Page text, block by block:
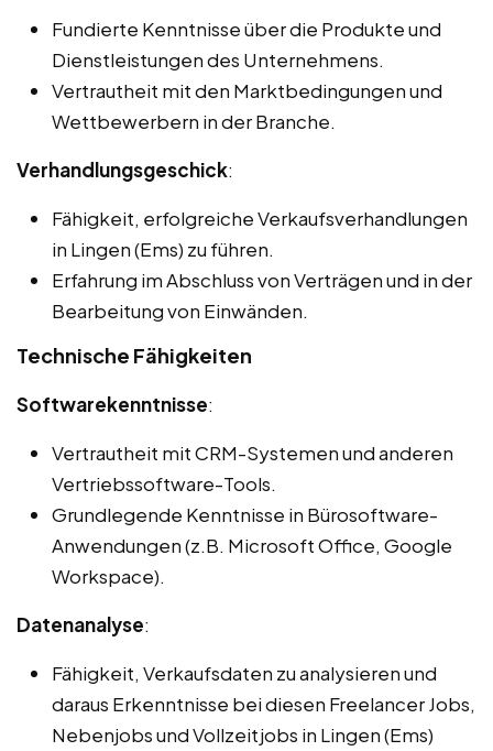
Fundierte Kenntnisse über die Produkte und
Dienstleistungen des Unternehmens.
Vertrautheit mit den Marktbedingungen und
Wettbewerbern in der Branche.
Verhandlungsgeschick:
Fähigkeit, erfolgreiche Verkaufsverhandlungen
in Lingen (Ems) zu führen.
Erfahrung im Abschluss von Verträgen und in der
Bearbeitung von Einwänden.
Technische Fähigkeiten
Softwarekenntnisse:
Vertrautheit mit CRM-Systemen und anderen
Vertriebssoftware-Tools.
Grundlegende Kenntnisse in Bürosoftware-
Anwendungen (z.B. Microsoft Office, Google
Workspace).
Datenanalyse:
Fähigkeit, Verkaufsdaten zu analysieren und
daraus Erkenntnisse bei diesen Freelancer Jobs,
Nebenjobs und Vollzeitjobs in Lingen (Ems)